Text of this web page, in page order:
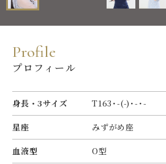
Profle
プロフィール
身長・3サイズ T163･-(-)･-･-
星座 みずがめ座
血液型 O型